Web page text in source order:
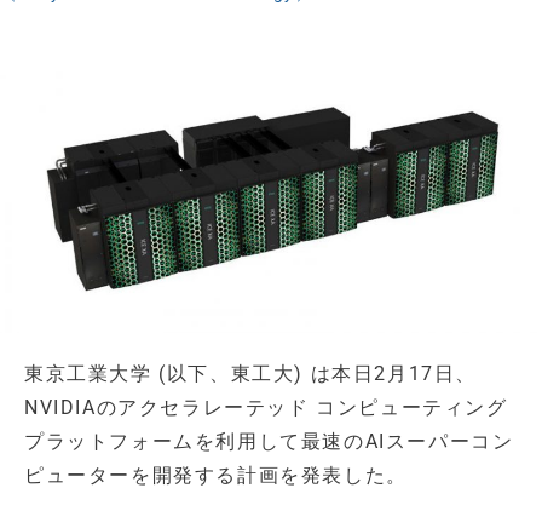
東京工業大学 (以下、東工大) は本日2月17日、
NVIDIAのアクセラレーテッド コンピューティング
プラットフォームを利用して最速のAIスーパーコン
ピューターを開発する計画を発表した。